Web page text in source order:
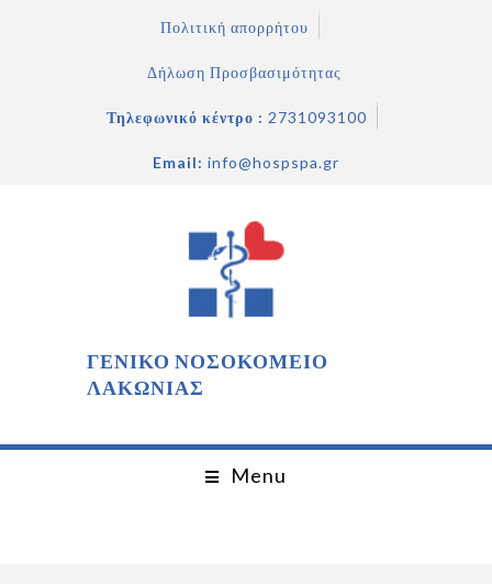
Πολιτική απορρήτου
Δήλωση Προσβασιμότητας
Τηλεφωνικό κέντρο : 2731093100
Email: info@hospspa.gr
ΓΕΝΙΚΟ ΝΟΣΟΚΟΜΕΙΟ
ΛΑΚΩΝΙΑΣ
Menu